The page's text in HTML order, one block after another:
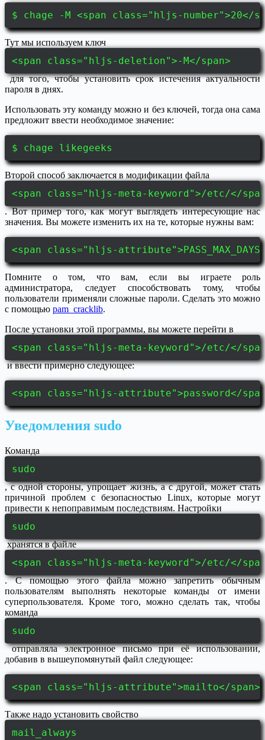
$ chage -M <span class="hljs-number">20</
Тут мы используем ключ
<span class="hljs-deletion">-M</span>
для того, чтобы установить срок истечения актуальности
пароля в днях.
Использовать эту команду можно и без ключей, тогда она сама
предложит ввести необходимое значение:
$ chage likegeeks
Второй способ заключается в модификации файла
<span class="hljs-meta-keyword">/etc/</
. Вот пример того, как могут выглядеть интересующие нас
значения. Вы можете изменить их на те, которые нужны вам:
<span class="hljs-
Помните о том, что вам, если вы играете роль
администратора, следует способствовать тому, чтобы
пользователи применяли сложные пароли. Сделать это можно
с помощью pam_cracklib.
После установки этой программы, вы можете перейти в
<span class="hljs-meta-keyword">/etc/</
и ввести примерно следующее:
<span class="hljs-attribute">password</
Уведомления sudo
Команда
sudo
, с одной стороны, упрощает жизнь, а с другой, может стать
причиной проблем с безопасностью Linux, которые могут
привести к непоправимым последствиям. Настройки
sudo
хранятся в файле
<span class="hljs-meta-keyword">/etc/</
. С помощью этого файла можно запретить обычным
пользователям выполнять некоторые команды от имени
суперпользователя. Кроме того, можно сделать так, чтобы
команда
sudo
отправляла электронное письмо при её использовании,
добавив в вышеупомянутый файл следующее:
<span class="hljs-attribute">mailto</span>
Также надо установить свойство
mail_always